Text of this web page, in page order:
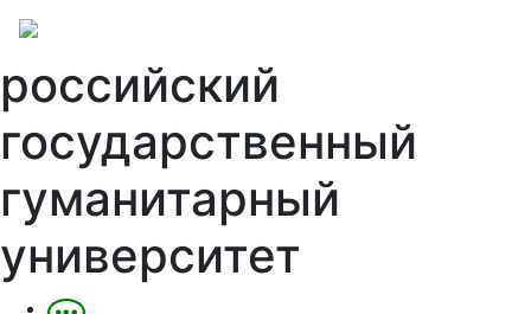
российский
государственный
гуманитарный
университет